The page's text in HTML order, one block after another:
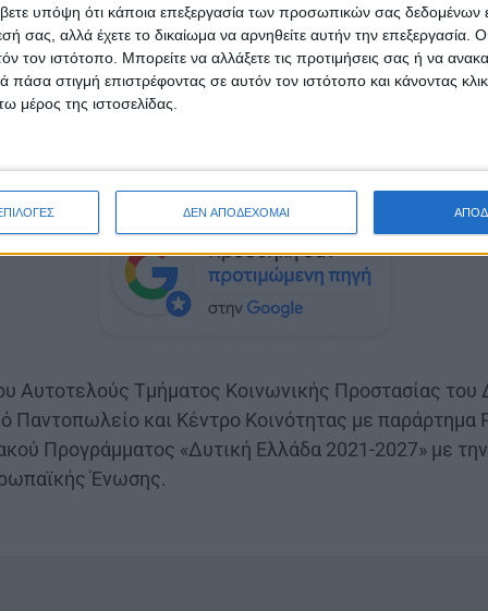
υπόψη ότι κάποια επεξεργασία των προσωπικών σας δεδομένων
σας, αλλά έχετε το δικαίωμα να αρνηθείτε αυτήν την επεξεργασία.
τον ιστότοπο. Μπορείτε να αλλάξετε τις προτιμήσεις σας ή να
στιγμή επιστρέφοντας σε αυτόν τον ιστότοπο και κάνοντας
μέρος της ιστοσελίδας.
ΔΕΝ ΑΠΟΔΕΧΟΜΑΙ
Θωμά: 27/3/2025
εντάσσεται στο γενικότερο σχεδιασμό των
για ευαισθητοποίηση και παροχή
θέματα που απασχολούν τον μαθητικό πληθυσμό,
Αυτοτελούς Τμήματος Κοινωνικής Προστασίας του
Παντοπωλείο και Κέντρο Κοινότητας με παράρτημα
Προγράμματος «Δυτική Ελλάδα 2021-2027» με
Ένωσης.